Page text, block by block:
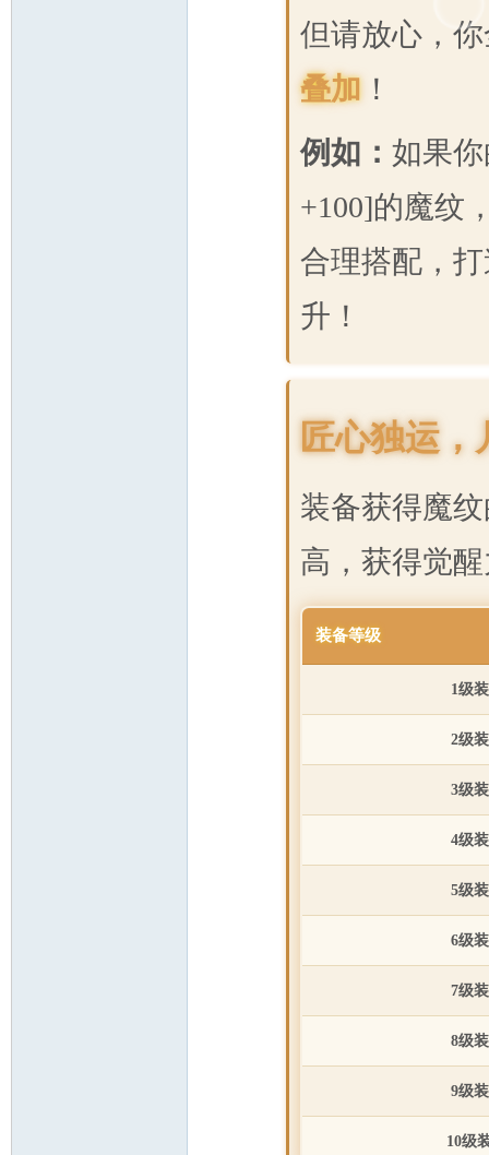
但请放心，
叠加 ！
例如： 如果
+100]的魔纹
合理搭配，
升！
匠心独运，
装备获得魔
高，获得觉
装备等级
1级
2级
3级
4级
5级
6级
7级
8级
9级
10级